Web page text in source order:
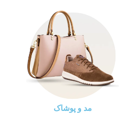
مد و پوشاک